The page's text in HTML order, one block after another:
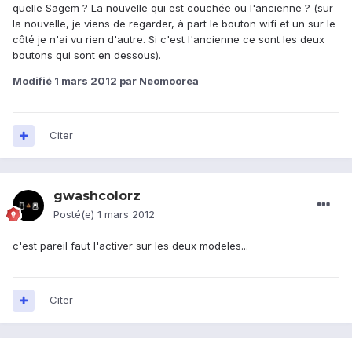
quelle Sagem ? La nouvelle qui est couchée ou l'ancienne ? (sur
la nouvelle, je viens de regarder, à part le bouton wifi et un sur le
côté je n'ai vu rien d'autre. Si c'est l'ancienne ce sont les deux
boutons qui sont en dessous).
Modifié 1 mars 2012 par Neomoorea
Citer
gwashcolorz
Posté(e) 1 mars 2012
c'est pareil faut l'activer sur les deux modeles...
Citer